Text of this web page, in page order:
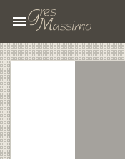
menu